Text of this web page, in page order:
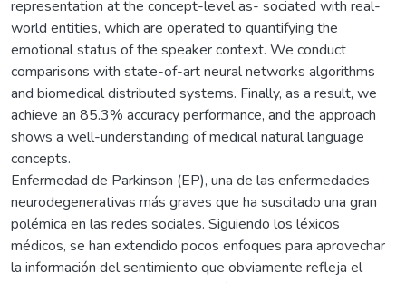
representation at the concept-level as- sociated with real-
world entities, which are operated to quantifying the
emotional status of the speaker context. We conduct
comparisons with state-of-art neural networks algorithms
and biomedical distributed systems. Finally, as a result, we
achieve an 85.3% accuracy performance, and the approach
shows a well-understanding of medical natural language
concepts.
Enfermedad de Parkinson (EP), una de las enfermedades
neurodegenerativas más graves que ha suscitado una gran
polémica en las redes sociales. Siguiendo los léxicos
médicos, se han extendido pocos enfoques para aprovechar
la información del sentimiento que obviamente refleja el